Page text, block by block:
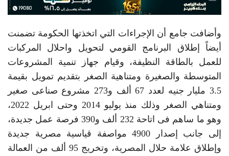
وأضافت جامع أن الإجراءات التي اتخذتها الحكومة تضمنت
أيضاً إطلاق البرنامج القومي لتحويل واحلال المركبات
للعمل بالطاقة النظيفة، وقيام جهاز تنمية المشروعات
المتوسطة والصغيرة ومتناهية الصغر بتقديم تمويل بقيمة
3.5 مليار جنيه لعدد 67 ألف و273 مشروع صناعى صغير
ومتناهي الصغر وذلك منذ يوليو 2014 وحتى ابريل 2022،
وهو ما ساهم فى اتاحة 232 ألف و390 فرصة عمل جديدة،
إلى جانب إصدار 4900 مواصفة قياسية مصرية جديدة
وإطلاق علامة حلال المصرية، وتخريج 95 ألف من العمالة